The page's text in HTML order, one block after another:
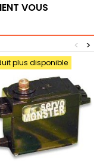
VOUS
>
<
plus disponible